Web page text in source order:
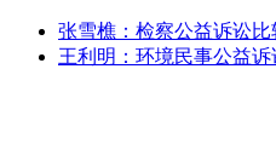
张雪樵：检察公益诉讼比
王利明：环境民事公益